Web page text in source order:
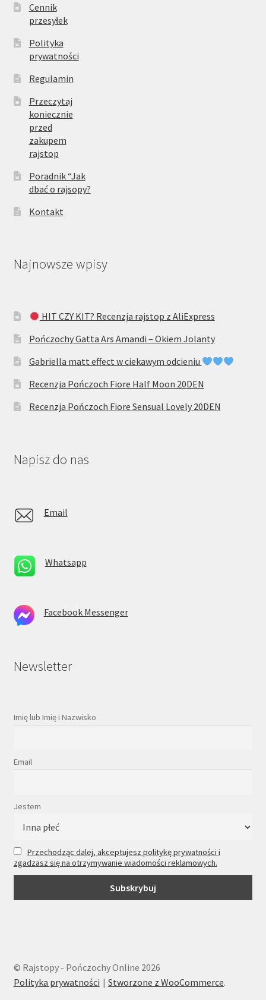
Cennik
przesyłek
Polityka
prywatności
Regulamin
Przeczytaj
koniecznie
przed
zakupem
rajstop
Poradnik “Jak
dbać o rajsopy?
Kontakt
Najnowsze wpisy
HIT CZY KIT? Recenzja rajstop z AliExpress
Pończochy Gatta Ars Amandi – Okiem Jolanty
Gabriella matt effect w ciekawym odcieniu
Recenzja Pończoch Fiore Half Moon 20DEN
Recenzja Pończoch Fiore Sensual Lovely 20DEN
Napisz do nas
Email
Whatsapp
Facebook Messenger
Newsletter
Imię lub Imię i Nazwisko
Email
Jestem
Przechodząc dalej, akceptujesz politykę prywatności i
zgadzasz się na otrzymywanie wiadomości reklamowych.
© Rajstopy - Pończochy Online 2026
Polityka prywatności
Stworzone z WooCommerce.